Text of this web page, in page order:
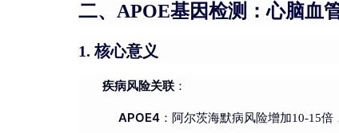
二、APOE基因检测：心脑血
1. 核心意义
疾病风险关联 ：
APOE4 ：阿尔茨海默病风险增加10-15倍